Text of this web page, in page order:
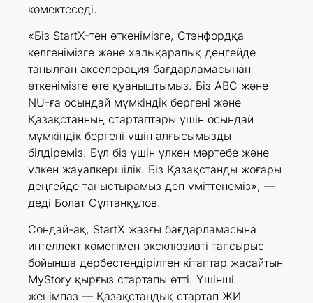
көмектеседі.
«Біз StartX-тен өткенімізге, Стэнфордқа
келгенімізге және халықаралық деңгейде
танылған акселерация бағдарламасынан
өткенімізге өте қуаныштымыз. Біз ABC және
NU-ға осындай мүмкіндік бергені және
Қазақстанның стартаптары үшін осындай
мүмкіндік бергені үшін алғысымызды
білдіреміз. Бұл біз үшін үлкен мәртебе және
үлкен жауапкершілік. Біз Қазақстанды жоғары
деңгейде таныстырамыз деп үміттенеміз», —
деді Болат Сұлтанқұлов.
Сондай-ақ, StartX жазғы бағдарламасына
интеллект көмегімен эксклюзивті тапсырыс
бойынша дербестендірілген кітаптар жасайтын
MyStory қырғыз стартапы өтті. Үшінші
женімпаз — Қазақстандық стартап ЖИ